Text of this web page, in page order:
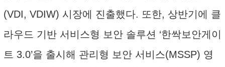
(VDI, VDIW) 시장에 진출했다. 또한, 상반기에 클
라우드 기반 서비스형 보안 솔루션 ‘한싹보안게이
트 3.0’을 출시해 관리형 보안 서비스(MSSP) 영